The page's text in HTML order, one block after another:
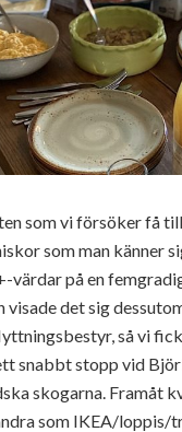
som vi försöker få
som man känner
värdar på en
visade det sig
så vi
snabbt stopp vid
skogarna. Framåt
som IKEA/loppis/